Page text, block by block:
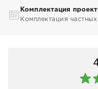
Комплектация
Комплектация